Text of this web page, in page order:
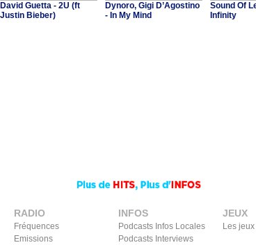
David Guetta - 2U (ft
Justin Bieber)
Dynoro, Gigi D’Agostino
- In My Mind
Sound Of
Infinity
RADIO
Fréquences
Emissions
INFOS
Podcasts Infos Locales
Podcasts Interviews
JEUX
Les